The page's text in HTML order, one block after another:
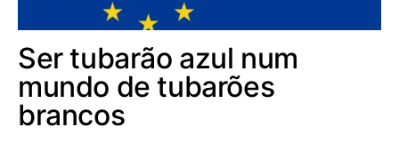
Ser tubarão azul num
mundo de tubarões
brancos